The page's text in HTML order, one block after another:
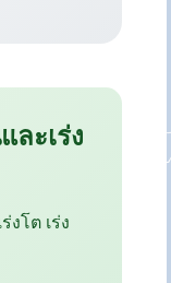
ะเร่ง
โต เร่ง